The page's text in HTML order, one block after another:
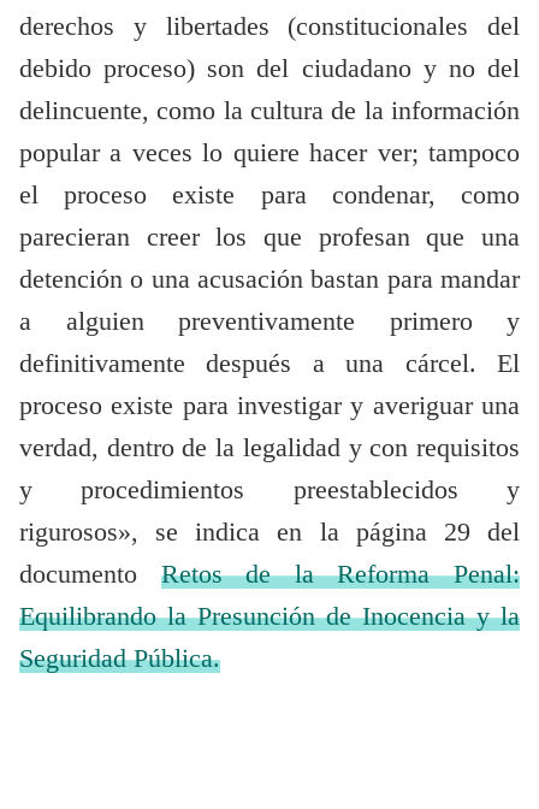
derechos y libertades (constitucionales del
debido proceso) son del ciudadano y no del
delincuente, como la cultura de la información
popular a veces lo quiere hacer ver; tampoco
el proceso existe para condenar, como
parecieran creer los que profesan que una
detención o una acusación bastan para mandar
a alguien preventivamente primero y
definitivamente después a una cárcel. El
proceso existe para investigar y averiguar una
verdad, dentro de la legalidad y con requisitos
y procedimientos preestablecidos y
rigurosos», se indica en la página 29 del
documento Retos de la Reforma Penal:
Equilibrando la Presunción de Inocencia y la
Seguridad Pública.